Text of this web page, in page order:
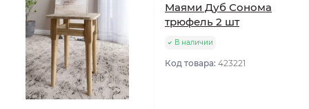
Маями Дуб Сонома
трюфель 2 шт
В наличии
Код товара: 423221